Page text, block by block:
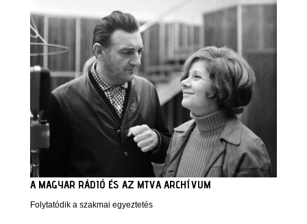
A MAGYAR RÁDIÓ ÉS AZ MTVA ARCHÍVUM
Folytatódik a szakmai egyeztetés